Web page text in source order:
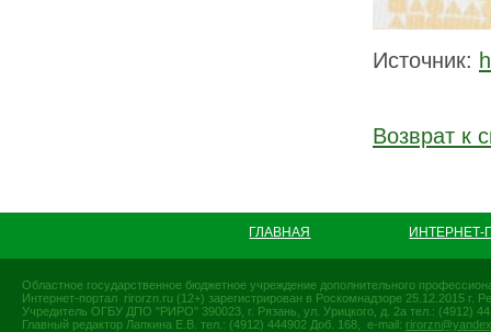
Источник:
Возврат к
ГЛАВНАЯ
Областное государственное бюджетное учреждение дополнительного
Интернет-портал rirorzn.ru (12+) зарегистрирован в Роскомнадзоре 25.12.2015
Учредитель ОГБУ ДПО "РИРО" 390023, г. Рязань, ул. Урицкого, д. 2а тел.: (4912)
Главный редактор Лапкина Е.В. тел.: (4912) 444902 Доб. 168, e-mail: